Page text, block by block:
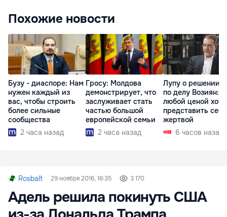
Похожие новости
Бузу - диаспоре: Нам
нужен каждый из
вас, чтобы строить
более сильные
сообщества
2 часа назад
Гросу: Молдова
демонстрирует, что
заслуживает стать
частью большой
европейской семьи
2 часа назад
Лупу о решении
по делу Возиян:
любой ценой
представить себя
жертвой
6 часов назад
Rosbalt 29 ноября 2016, 16:35 3 170
Адель решила покинуть США